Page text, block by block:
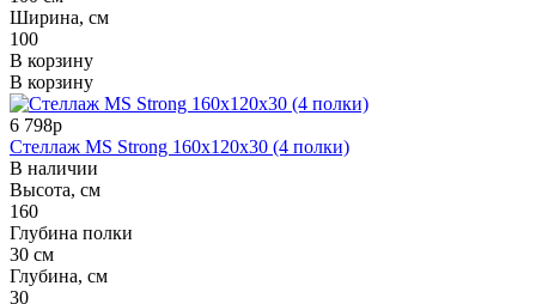
Ширина, см
100
В корзину
В корзину
6 798р
Стеллаж MS Strong 160x120x30 (4 полки)
В наличии
Высота, см
160
Глубина полки
30 см
Глубина, см
30